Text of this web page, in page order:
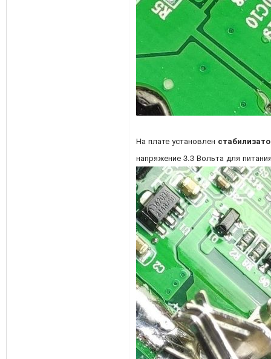
На плате установлен
напряжение 3.3 Вольта для